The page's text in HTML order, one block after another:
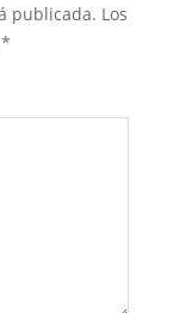
publicada. Los
*